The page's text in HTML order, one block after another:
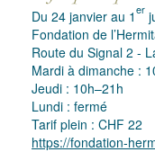
Du 24 janvier au 1er
Fondation de
Route du Signal 2 -
Mardi à dimanche :
Jeudi : 10h–21h
Lundi : fermé
Tarif plein : CHF 22
https://fondation-